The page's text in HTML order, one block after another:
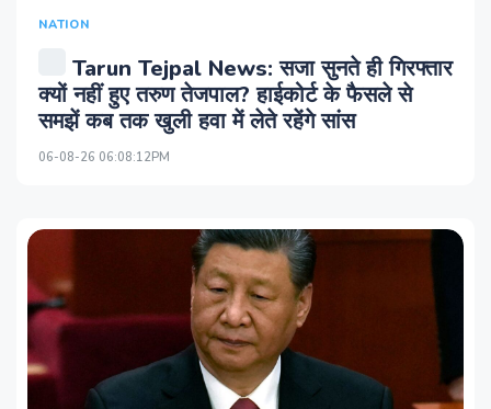
NATION
Tarun Tejpal News: सजा सुनते ही गिरफ्तार
क्यों नहीं हुए तरुण तेजपाल? हाईकोर्ट के फैसले से
समझें कब तक खुली हवा में लेते रहेंगे सांस
06-08-26 06:08:12PM